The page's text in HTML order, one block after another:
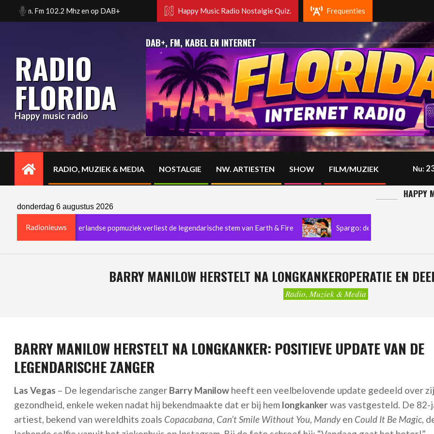
Fm 102.2 Mhz en op DAB+ Happy music radio. Florida radio Rotterdam. Fm 102.2 Mhz en op DAB+
Happy Music Radio Nostalgie Quiz. Frequenties
RADIO
FLORIDA
Happy music radio
DAB+, FM, KABEL EN INTERNET
Primary
Navigation
RADIO, MUZIEK & MEDIA NOSTALGIE NW. ARTIESTEN SHOW FILM/MUZIEK Nu:
donderdag 6 augustus 2026
Radionieuws
overleden: Nederlandse popmuziek verliest de legendarische stem van Earth & Fire Spargo: de Nederlandse funkband
HAPPY
BARRY MANILOW HERSTELT NA LONGKANKEROPERATIE EN
Radio, Muziek & Media
BARRY MANILOW HERSTELT NA LONGKANKER: POSITIEVE UPDATE VAN DE
LEGENDARISCHE ZANGER
Las Vegas – De legendarische zanger Barry Manilow heeft een veelbelovende update gedeeld over
gezondheid, enkele weken nadat hij bekendmaakte dat er bij hem longkankerwas vastgesteld. De 82-
artiest, bekend van wereldhits zoals Copacabana, Can’t Smile Without You, Mandyen Could It Be Magic,